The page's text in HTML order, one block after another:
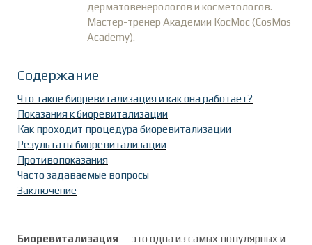
дерматовенерологов и косметологов.
Мастер-тренер Академии КосМос (CosMos
Academy).
Содержание
Что такое биоревитализация и как она работает?
Показания к биоревитализации
Как проходит процедура биоревитализации
Результаты биоревитализации
Противопоказания
Часто задаваемые вопросы
Заключение
Биоревитализация — это одна из самых популярных и